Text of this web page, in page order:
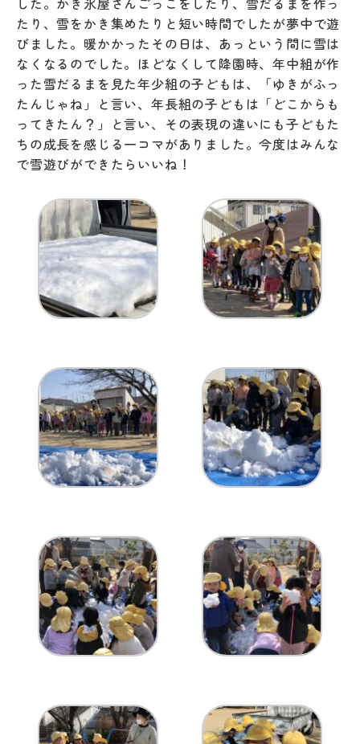
たり、雪をかき集めたりと短い時間でしたが夢中で遊
びました。暖かかったその日は、あっという間に雪は
なくなるのでした。ほどなくして降園時、年中組が作
った雪だるまを見た年少組の子どもは、「ゆきがふっ
たんじゃね」と言い、年長組の子どもは「どこからも
ってきたん？」と言い、その表現の違いにも子どもた
ちの成長を感じる一コマがありました。今度はみんな
で雪遊びができたらいいね！